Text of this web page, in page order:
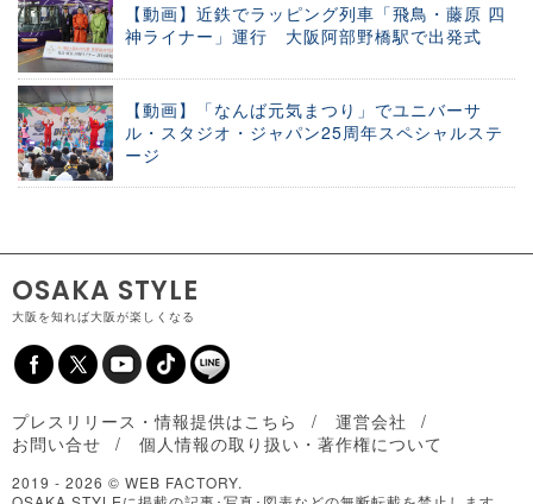
【動画】近鉄でラッピング列車「飛鳥・藤原 四
神ライナー」運行 大阪阿部野橋駅で出発式
【動画】「なんば元気まつり」でユニバーサ
ル・スタジオ・ジャパン25周年スペシャルステ
ージ
OSAKA STYLE
大阪を知れば大阪が楽しくなる
プレスリリース・情報提供はこちら
運営会社
お問い合せ
個人情報の取り扱い・著作権について
2019 - 2026 © WEB FACTORY.